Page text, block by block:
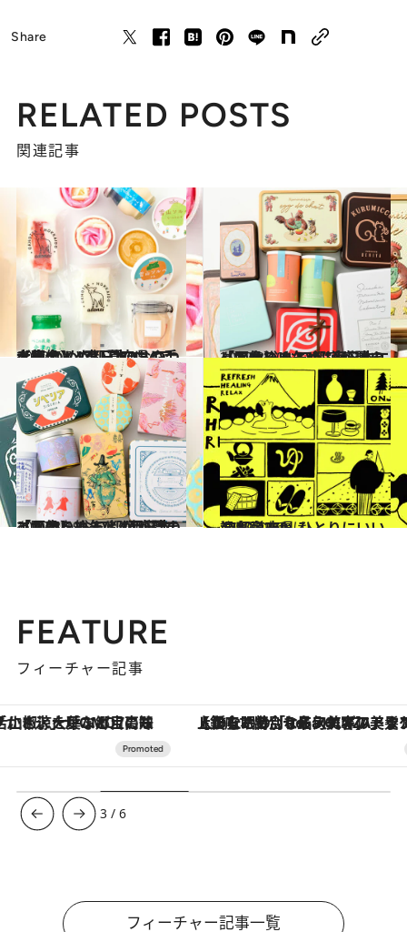
Share
RELATED POSTS
関連記事
2022.7.6
【画像】47都道府県の手土産 つめたい夏のおやつ大集合！ “東日本エリアを総まとめ”
グルメ 2022.3.10
【画像】 おいしいが詰まっている！ 47都道府県の「かわいい缶」 “東日本エリアを総まとめ”
グルメ
2022.3.19
【画像】 おいしいが詰まっている！ 47都道府県の「かわいい缶」 “西日本エリアを総まとめ”
グルメ 2022.2.10
47都道府県 ひとりにいい温泉宿250
旅＆お出かけ
FEATURE
フィーチャー記事
【銀座で出合う最旬美容】美髪ケアや上質な眠り…セルフケアのアップデートから、特別な名入れギフトまで。大人のための「ReFa GINZA」クルーズ
3 /6
フィーチャー記事一覧